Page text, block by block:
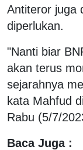
Antiteror juga
diperlukan.
"Nanti biar
akan terus
sejarahnya
kata Mahfud
Rabu (5/7/
Baca Juga :